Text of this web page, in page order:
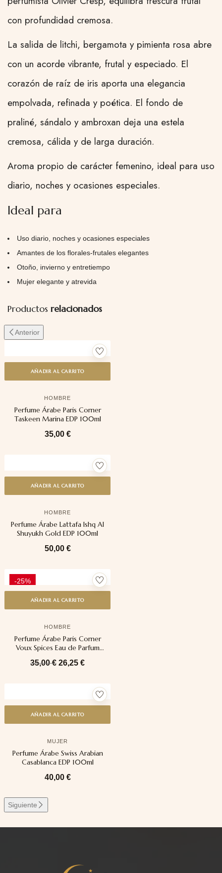
con profundidad cremosa.
La salida de litchi, bergamota y pimienta rosa abre
con un acorde vibrante, frutal y especiado. El
corazón de raíz de iris aporta una elegancia
empolvada, refinada y poética. El fondo de
praliné, sándalo y ambroxan deja una estela
cremosa, cálida y de larga duración.
Aroma propio de carácter femenino, ideal para uso
diario, noches y ocasiones especiales.
Ideal para
Uso diario, noches y ocasiones especiales
Amantes de los florales-frutales elegantes
Otoño, invierno y entretiempo
Mujer elegante y atrevida
Productos relacionados
Anterior
AÑADIR AL CARRITO
HOMBRE
Perfume Árabe Paris Corner
Taskeen Marina EDP 100ml
35,00 €
AÑADIR AL CARRITO
HOMBRE
Perfume Árabe Lattafa Ishq Al
Shuyukh Gold EDP 100ml
50,00 €
-25%
AÑADIR AL CARRITO
HOMBRE
Perfume Árabe Paris Corner
Voux Spices Eau de Parfum
35,00€ 26,25 €
AÑADIR AL CARRITO
MUJER
Perfume Árabe Swiss Arabian
Casablanca EDP 100ml
40,00 €
Siguiente